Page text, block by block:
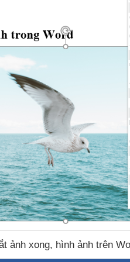
ảnh xong, hình ảnh trên